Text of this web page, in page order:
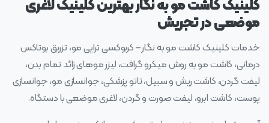
کلینیک کاشت مو به نگار بهترین کلینیک لاغری
موضعی در تجریش
خدمات کلینیک کاشت مو به نگار – کربوکسی تراپی مو، تزریق بوتاکس
درمانی، کاشت مو به روش میکرو گرافت، لیزر موهای زائد تمام بدن،
لیفت گردن، کاشت ریش و سبیل، تاتو پزشکی، جوانسازی مو، جوانسازی
پوست، کاشت ابرو، لیفت صورت و گردن، لاغری موضعی با دستگاه.